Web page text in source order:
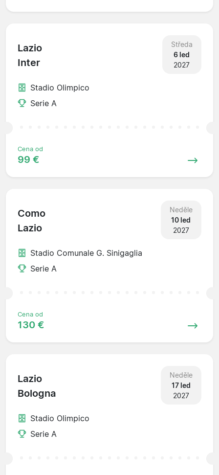
Lazio
Inter
Středa
6 led
2027
Stadio Olimpico
Serie A
Cena od
99 €
Como
Lazio
Neděle
10 led
2027
Stadio Comunale G. Sinigaglia
Serie A
Cena od
130 €
Lazio
Bologna
Neděle
17 led
2027
Stadio Olimpico
Serie A